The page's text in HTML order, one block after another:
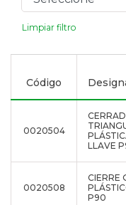
Limpiar filtro
Código
0020504
LLAVE
0020508
CIERRE
P90